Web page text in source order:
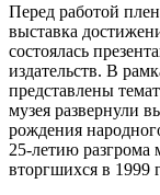
Перед работой
выставка
состоялась
издательств. В
представлены
музея развернули
рождения
25-летию
вторгшихся в 1999